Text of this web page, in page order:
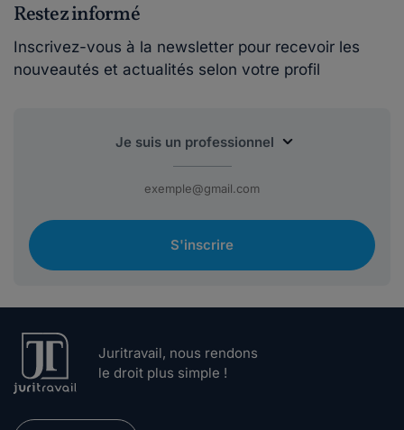
Restez informé
Inscrivez-vous à la newsletter pour recevoir les
nouveautés et actualités selon votre profil
S'inscrire
Juritravail, nous rendons
le droit plus simple !